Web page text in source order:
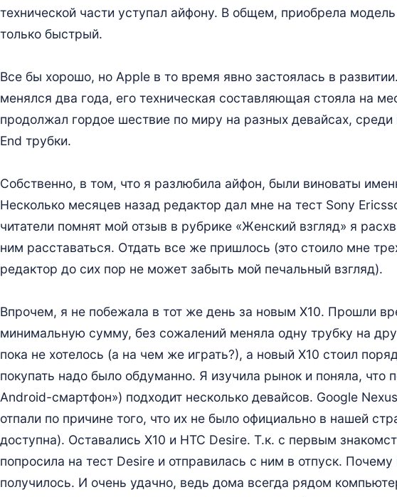
технической части уступал айфону. В общем, приобрела
только быстрый.
Все бы хорошо, но Apple в то время явно застоялась в
менялся два года, его техническая составляющая стояла на
продолжал гордое шествие по миру на разных девайсах,
End трубки.
Собственно, в том, что я разлюбила айфон, были виноваты
Несколько месяцев назад редактор дал мне на тест Sony
читатели помнят мой отзыв в рубрике «Женский взгляд» я
ним расставаться. Отдать все же пришлось (это стоило мне
редактор до сих пор не может забыть мой печальный взгляд).
Впрочем, я не побежала в тот же день за новым X10. Прошли
минимальную сумму, без сожалений меняла одну трубку на
пока не хотелось (а на чем же играть?), а новый X10 стоил
покупать надо было обдуманно. Я изучила рынок и поняла, что
Android-смартфон») подходит несколько девайсов. Google
отпали по причине того, что их не было официально в нашей
доступна). Оставались X10 и HTC Desire. Т.к. с первым
попросила на тест Desire и отправилась с ним в отпуск.
получилось. И очень удачно, ведь дома всегда рядом